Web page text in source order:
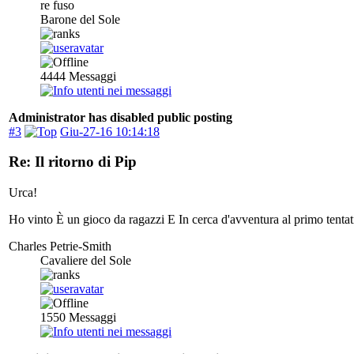
re fuso
Barone del Sole
4444 Messaggi
Administrator has disabled public posting
#3
Giu-27-16 10:14:18
Re: Il ritorno di Pip
Urca!
Ho vinto È un gioco da ragazzi E In cerca d'avventura al primo
Charles Petrie-Smith
Cavaliere del Sole
1550 Messaggi